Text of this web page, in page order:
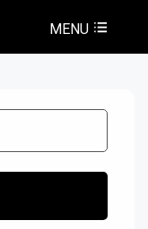
MENU